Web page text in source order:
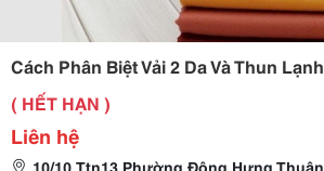
Cách Phân Biệt Vải 2 Da Và Thun Lạnh
( HẾT HẠN )
Liên hệ
10/10 Ttn13 Phường Đông Hưng Thuận